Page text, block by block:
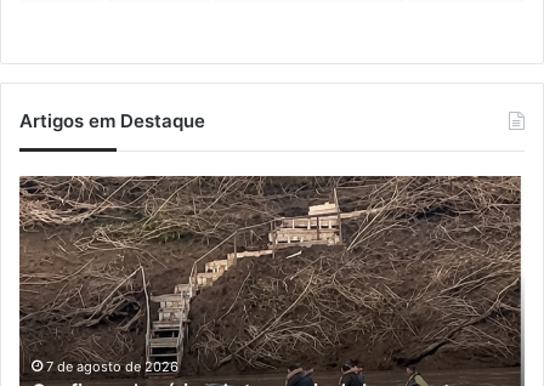
Artigos em Destaque
Turisvales
2026
recebe
1200
profissionais
do
trade
turístico7 de agosto de 2026